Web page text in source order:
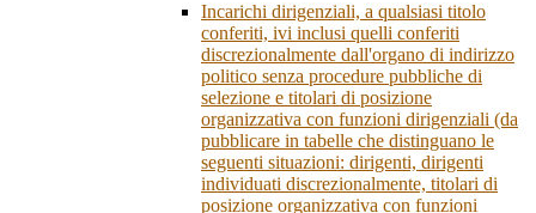
Incarichi dirigenziali, a qualsiasi titolo
conferiti, ivi inclusi quelli conferiti
discrezionalmente dall'organo di indirizzo
politico senza procedure pubbliche di
selezione e titolari di posizione
organizzativa con funzioni dirigenziali (da
pubblicare in tabelle che distinguano le
seguenti situazioni: dirigenti, dirigenti
individuati discrezionalmente, titolari di
posizione organizzativa con funzioni